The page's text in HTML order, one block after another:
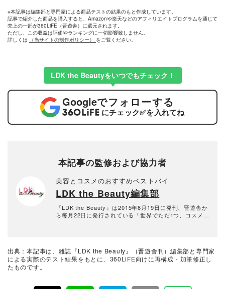
※本記事は編集部と専門家による商品テストの結果のもと作成しています。
記事で紹介した商品を購入すると、Amazonや楽天などのアフィリエイトプログラムを通じて
売上の一部が360LiFE（晋遊舎）に還元されます。
ただし、この収益は評価やランキングに一切影響致しません。
詳しくは
（当サイトの制作ポリシー） をご覧ください。
LDK the Beautyをいつでもチェック！
Googleでフォローする
にチェック✅を入れてね
本記事の監修および協力者
美容とコスメのおすすめベストバイ
LDK the Beauty編集部
『LDK the Beauty』は2015年8月19日に発刊、晋遊舎か
ら毎月22日に発行されている「世界でただ1つ、コスメを
ディアで情報を発信中。姉妹誌であるテストする女性誌
『LDK』と同様、メーカーに忖度する事なく、編集部と
出典：本記事は、雑誌『LDK the Beauty』（晋遊舎刊）編集部と専門家
による実際のテスト結果をもとに、360LiFE向けに再構成・加筆修正し
たものです。